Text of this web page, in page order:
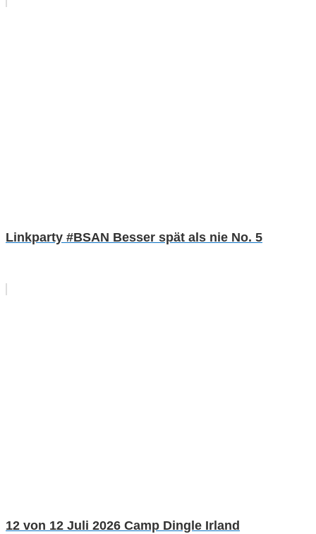
Linkparty #BSAN Besser spät als nie No. 5
12 von 12 Juli 2026 Camp Dingle Irland